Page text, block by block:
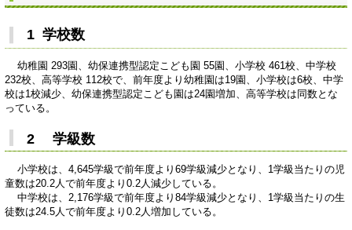
1 学校数
幼稚園 293園、幼保連携型認定こども園 55園、小学校 461校、中学校
232校、高等学校 112校で、前年度より幼稚園は19園、小学校は6校、中学
校は1校減少、幼保連携型認定こども園は24園増加、高等学校は同数とな
っている。
2 学級数
小学校は、4,645学級で前年度より69学級減少となり、1学級当たりの児
童数は20.2人で前年度より0.2人減少している。
中学校は、2,176学級で前年度より84学級減少となり、1学級当たりの生
徒数は24.5人で前年度より0.2人増加している。